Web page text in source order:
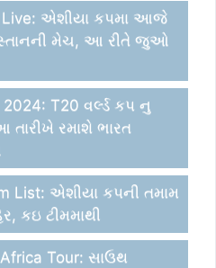
Live: એશીયા કપમા આજે
મેચ, આ રીતે જુઓ
T20 વર્લ્ડ કપ નુ
રમાશે ભારત
List: એશીયા કપની તમામ
કઇ ટીમમાથી
Tour: સાઉથ